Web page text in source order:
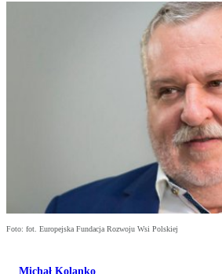
Foto: fot. Europejska Fundacja Rozwoju Wsi Polskiej
Michał Kolanko